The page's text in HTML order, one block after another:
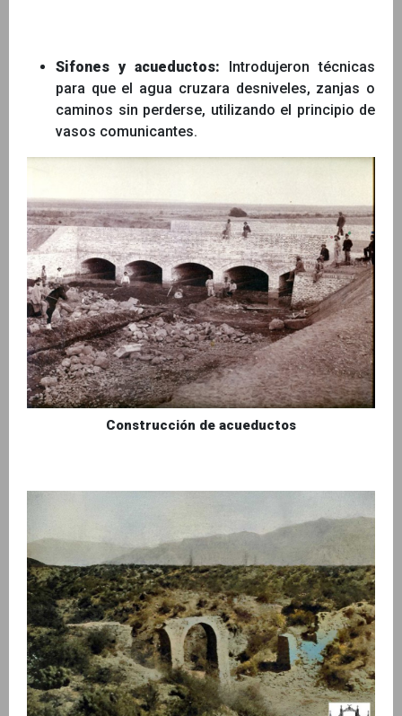
Sifones y acueductos: Introdujeron técnicas
para que el agua cruzara desniveles, zanjas o
caminos sin perderse, utilizando el principio de
vasos comunicantes.
Construcción de acueductos